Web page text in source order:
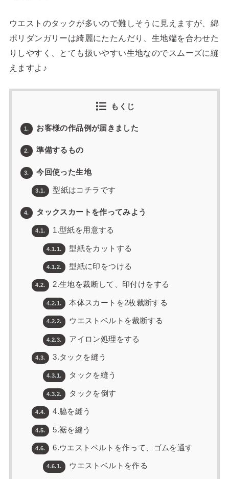
ウエストのタックが多いので難しそうに見えますが、綿
ポリダンガリーは綺麗にたたんだり、生地端を合わせた
りしやすく、とても扱いやすい生地なのでスムーズに縫
えますよ♪
もくじ
1. お客様の作品例が届きました
2. 準備するもの
3. 今回使った生地
3.1. 型紙はコチラです
4. タックスカートを作ってみよう
4.1. 1.型紙を用意する
4.1.1. 型紙をカットする
4.1.2. 型紙に印をつける
4.2. 2.生地を裁断して、印付けをする
4.2.1. 本体スカートを2枚裁断する
4.2.2. ウエストベルトを裁断する
4.2.3. アイロン処理をする
4.3. 3.タックを縫う
4.3.1. タックを縫う
4.3.2. タックを倒す
4.4. 4.脇を縫う
4.5. 5.裾を縫う
4.6. 6.ウエストベルトを作って、ゴムを通す
4.6.1. ウエストベルトを作る